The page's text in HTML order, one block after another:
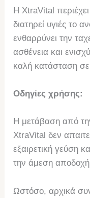
H XtraVital
διατηρεί υγιές το
ενθαρρύνει την
ασθένεια και
καλή κατάσταση
Οδηγίες χρήσης:
Η μετάβαση από
XtraVital δεν
εξαιρετική γεύση
την άμεση
Ωστόσο, αρχικά